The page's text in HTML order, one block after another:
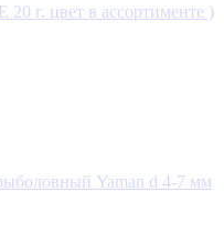
г. цвет в ассортименте )
Yaman d 4-7 мм